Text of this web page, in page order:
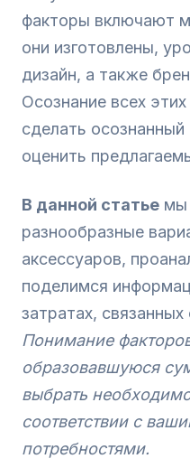
факторы включают
они изготовлены,
дизайн, а также
Осознание всех
сделать
оценить
В данной статье мы
разнообразные
аксессуаров,
поделимся
затратах,
Понимание
образовавшуюся
выбрать
соответствии с
потребностями.